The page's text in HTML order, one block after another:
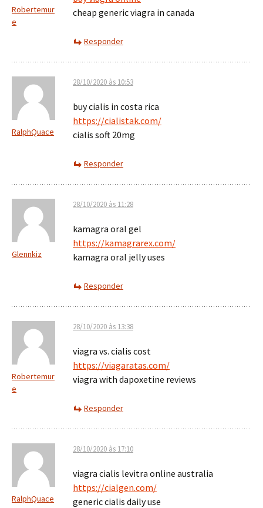
Robertemur
e
cheap generic viagra in canada
Responder
RalphQuace
28/10/2020 às 10:53
buy cialis in costa rica
https://cialistak.com/
cialis soft 20mg
Responder
Glennkiz
28/10/2020 às 11:28
kamagra oral gel
https://kamagrarex.com/
kamagra oral jelly uses
Responder
Robertemur
e
28/10/2020 às 13:38
viagra vs. cialis cost
https://viagaratas.com/
viagra with dapoxetine reviews
Responder
RalphQuace
28/10/2020 às 17:10
viagra cialis levitra online australia
https://cialgen.com/
generic cialis daily use